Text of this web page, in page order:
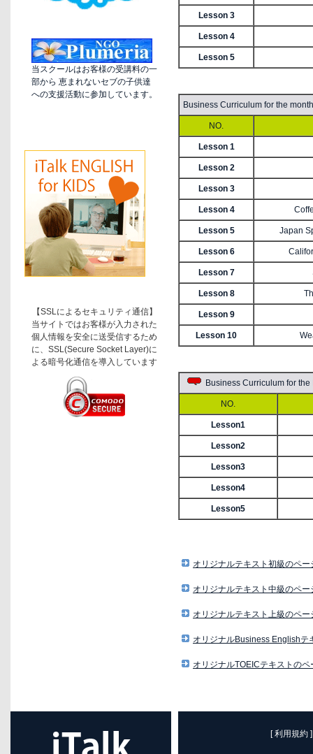
当スクールはお客様の受講料の一
部から 恵まれないセブの子供達
への支援活動に参加しています。
【SSLによるセキュリティ通信】
当サイトではお客様が入力された
個人情報を安全に送受信するため
に、SSL(Secure Socket Layer)に
よる暗号化通信を導入しています
Lesson 3
Lesson 4
Lesson 5
Business Curriculum for the
NO.
Lesson 1
Lesson 2
Lesson 3
Lesson 4
Lesson 5 Japan
Lesson 6
Lesson 7
Lesson 8
Lesson 9
Lesson 10
Business Curriculum for
NO.
Lesson1
Lesson2
Lesson3
Lesson4
Lesson5
オリジナルテキスト初級のペー
オリジナルテキスト中級のペー
オリジナルテキスト上級のペー
オリジナルBusiness Englishテ
オリジナルTOEICテキストの
[ 利用規約 ]